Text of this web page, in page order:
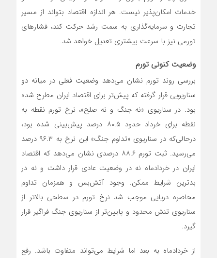
خدمات امکان‌پذیر نیست. هر اندازه اقتصاد بتواند از مسیر
تجارت و سرمایه‌گذاری به سمت رشد حرکت کند، فشارهای
تورمی نیز با سرعت بیشتری تعدیل خواهد شد.
وضعیت کنونی تورم
بررسی روند تورم نشان می‌دهد وضعیت فعلی در میانه دو
سناریویی قرار گرفته که پیش‌تر برای اقتصاد ایران مطرح شده
بود. در سناریوی «نه جنگ و نه صلح»، نرخ تورم نقطه به
نقطه برای خرداد حدود ۸۰.۵ درصد پیش‌بینی شده بود،
درحالی‌که در سناریوی «تداوم جنگ» این نرخ به ۹۶.۳ درصد
می‌رسید. ثبت تورم ۸۸.۶ درصدی نشان می‌دهد که اقتصاد
ایران در خردادماه نه در وضعیت عادی قرار داشت و نه در
بدترین شرایط ممکن. وجود آتش‌بس و همزمان تداوم
محاصره دریایی موجب شد نرخ تورم در سطحی بالاتر از
سناریوی تنش محدود و پایین‌تر از سناریوی جنگ فراگیر قرار
گیرد.
از خردادماه به بعد اما شرایط می‌تواند متفاوت باشد. رفع